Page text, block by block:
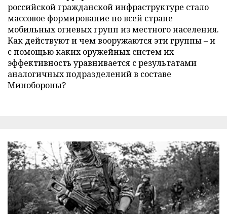
российской гражданской инфраструктуре стало
массовое формирование по всей стране
мобильных огневых групп из местного населения.
Как действуют и чем вооружаются эти группы – и
с помощью каких оружейных систем их
эффективность уравнивается с результатами
аналогичных подразделений в составе
Минобороны?